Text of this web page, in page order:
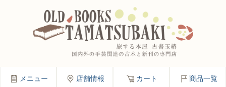
メニュー 店舗情報 カート 商品一覧